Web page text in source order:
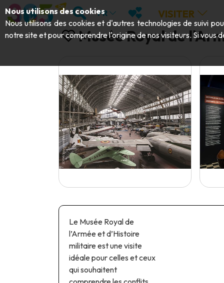
Aller au contenu principal; RECHERCHER
FR MES FAVORIS
VISITER
Musée Royal de
Le Musée Royal de
l’Armée et d’Histoire
militaire est une visite
idéale pour celles et ceux
qui souhaitent
Nous utilisons des cookies
Nous utilisons des cookies et d'autres technologies de suivi
notre site et pour comprendre l'origine de nos visiteurs. Si vous